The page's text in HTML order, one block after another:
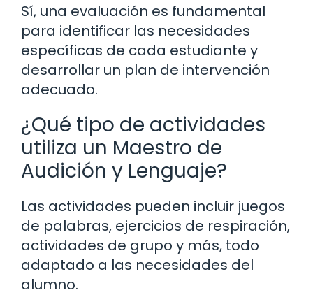
Sí, una evaluación es fundamental
para identificar las necesidades
específicas de cada estudiante y
desarrollar un plan de intervención
adecuado.
¿Qué tipo de actividades
utiliza un Maestro de
Audición y Lenguaje?
Las actividades pueden incluir juegos
de palabras, ejercicios de respiración,
actividades de grupo y más, todo
adaptado a las necesidades del
alumno.